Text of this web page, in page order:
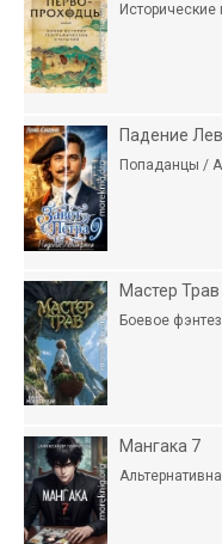
Падение
Попаданцы /
Мастер Трав
Боевое
Мангака 7